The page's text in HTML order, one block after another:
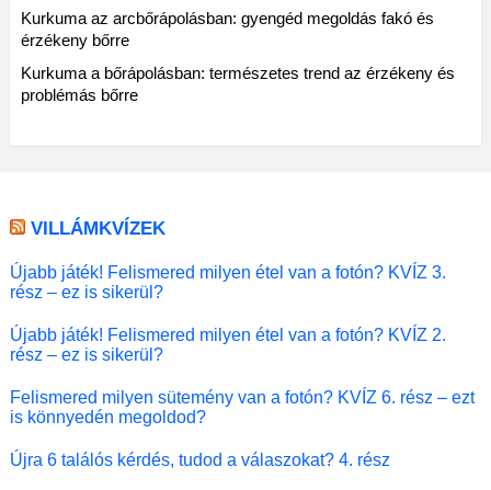
Kurkuma az arcbőrápolásban: gyengéd megoldás fakó és
érzékeny bőrre
Kurkuma a bőrápolásban: természetes trend az érzékeny és
problémás bőrre
VILLÁMKVÍZEK
Újabb játék! Felismered milyen étel van a fotón? KVÍZ 3.
rész – ez is sikerül?
Újabb játék! Felismered milyen étel van a fotón? KVÍZ 2.
rész – ez is sikerül?
Felismered milyen sütemény van a fotón? KVÍZ 6. rész – ezt
is könnyedén megoldod?
Újra 6 találós kérdés, tudod a válaszokat? 4. rész